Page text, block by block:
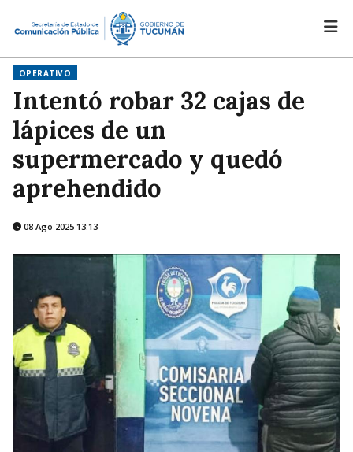
OPERATIVO
Intentó robar 32 cajas de
lápices de un
supermercado y quedó
aprehendido
08 Ago 2025 13:13